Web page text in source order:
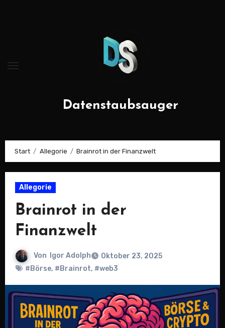
Datenstaubsauger
Start Allegorie Brainrot in der Finanzwelt
Allegorie
Brainrot in der
Finanzwelt
Von Igor Adolph
Oktober 23, 2025
#Börse, #Brainrot, #web3